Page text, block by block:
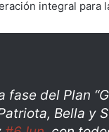
integral para
fase del Plan
Bella y